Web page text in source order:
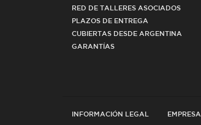
RED DE TALLERES ASOCIADOS
PLAZOS DE ENTREGA
CUBIERTAS DESDE ARGENTINA
GARANTÍAS
INFORMACIÓN LEGAL EMPRESA